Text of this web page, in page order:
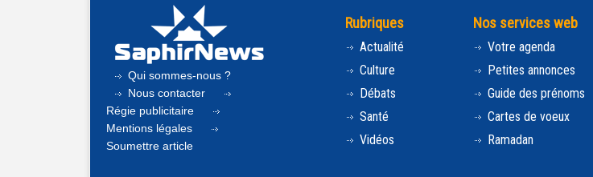
Qui sommes-nous ?
Nous contacter
Régie publicitaire
Mentions légales
Soumettre article
Rubriques
Actualité
Culture
Débats
Santé
Vidéos
Nos services web
Votre agenda
Petites annonces
Guide des prénoms
Cartes de voeux
Ramadan